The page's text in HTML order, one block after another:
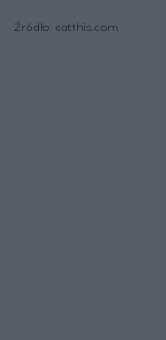
Źródło: eatthis.com